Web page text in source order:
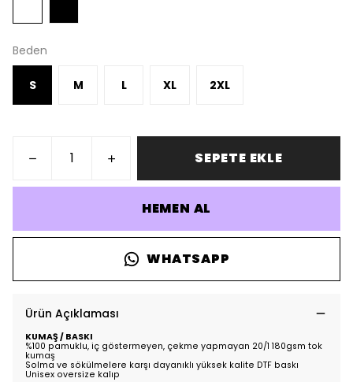
Beden
S M L XL 2XL
SEPETE EKLE
HEMEN AL
WHATSAPP
Ürün Açıklaması
KUMAŞ / BASKI
%100 pamuklu, iç göstermeyen, çekme yapmayan 20/1 180gsm tok
kumaş
Solma ve sökülmelere karşı dayanıklı yüksek kalite DTF baskı
Unisex oversize kalıp